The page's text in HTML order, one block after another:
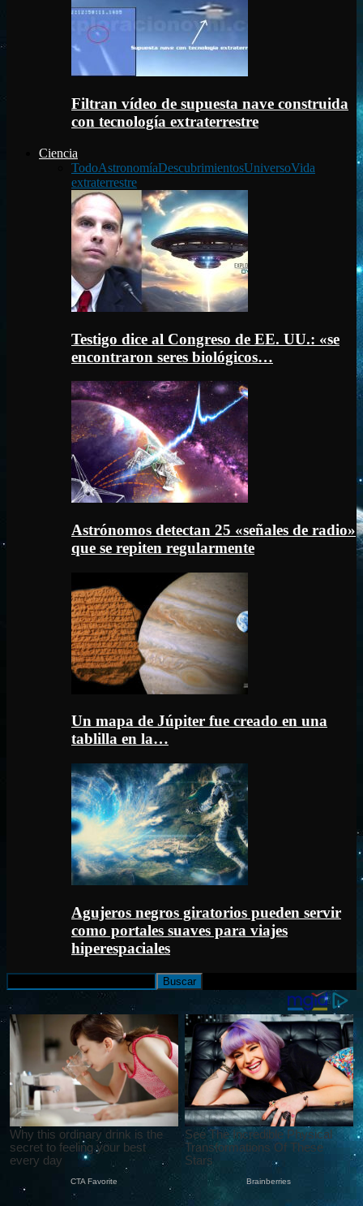
Filtran vídeo de supuesta nave construida
con tecnología extraterrestre
Ciencia
TodoAstronomíaDescubrimientosUniversoVida
extraterrestre
Testigo dice al Congreso de EE. UU.: «se
encontraron seres biológicos…
Astrónomos detectan 25 «señales de radio»
que se repiten regularmente
Un mapa de Júpiter fue creado en una
tablilla en la…
Agujeros negros giratorios pueden servir
como portales suaves para viajes
hiperespaciales